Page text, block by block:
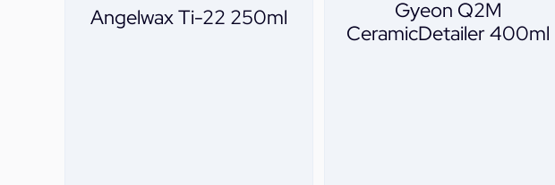
Angelwax Ti-22 250ml
Gyeon Q2M
CeramicDetailer 400ml